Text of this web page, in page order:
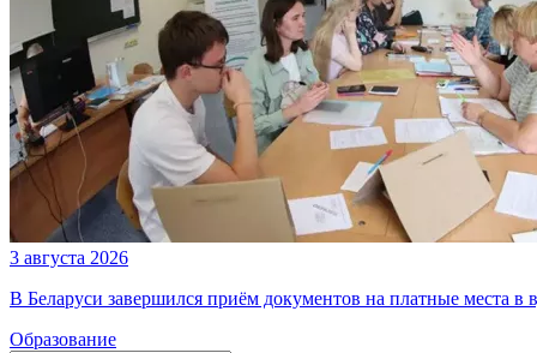
3 августа 2026
В Беларуси завершился приём документов на платные места в
Образование